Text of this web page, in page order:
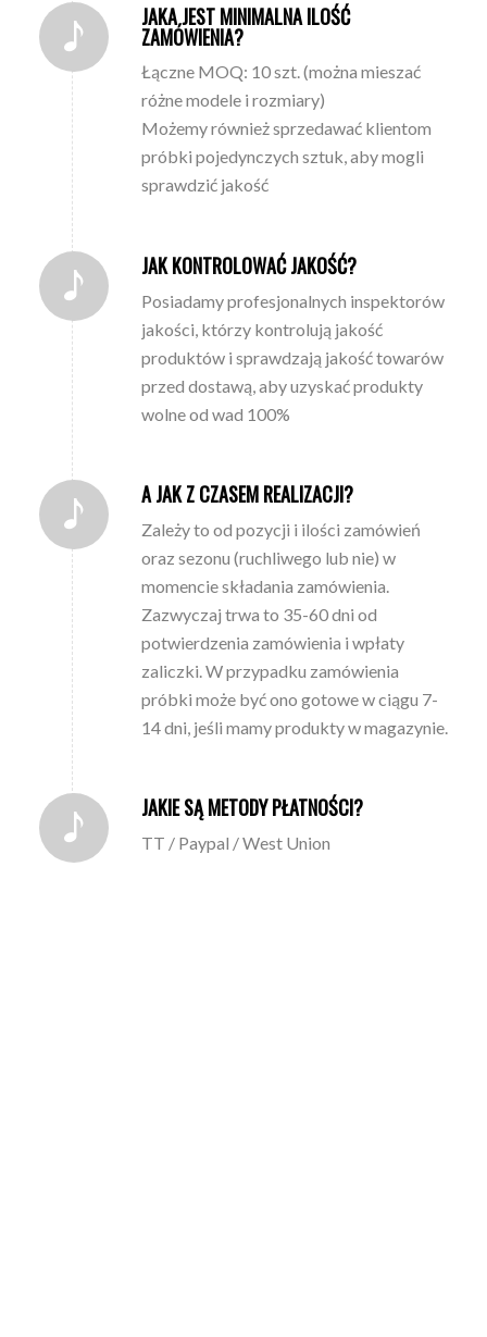
JAKA JEST MINIMALNA ILOŚĆ
ZAMÓWIENIA?
Łączne MOQ: 10 szt. (można mieszać
różne modele i rozmiary)
Możemy również sprzedawać klientom
próbki pojedynczych sztuk, aby mogli
sprawdzić jakość
JAK KONTROLOWAĆ JAKOŚĆ?
Posiadamy profesjonalnych inspektorów
jakości, którzy kontrolują jakość
produktów i sprawdzają jakość towarów
przed dostawą, aby uzyskać produkty
wolne od wad 100%
A JAK Z CZASEM REALIZACJI?
Zależy to od pozycji i ilości zamówień
oraz sezonu (ruchliwego lub nie) w
momencie składania zamówienia.
Zazwyczaj trwa to 35-60 dni od
potwierdzenia zamówienia i wpłaty
zaliczki. W przypadku zamówienia
próbki może być ono gotowe w ciągu 7-
14 dni, jeśli mamy produkty w magazynie.
JAKIE SĄ METODY PŁATNOŚCI?
TT / Paypal / West Union